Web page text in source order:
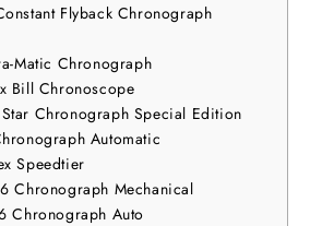
Flyback Chronograph
Matic Chronograph
Bill Chronoscope
Chronograph Special Edition
Automatic
Speedtier
Chronograph Mechanical
Chronograph Auto